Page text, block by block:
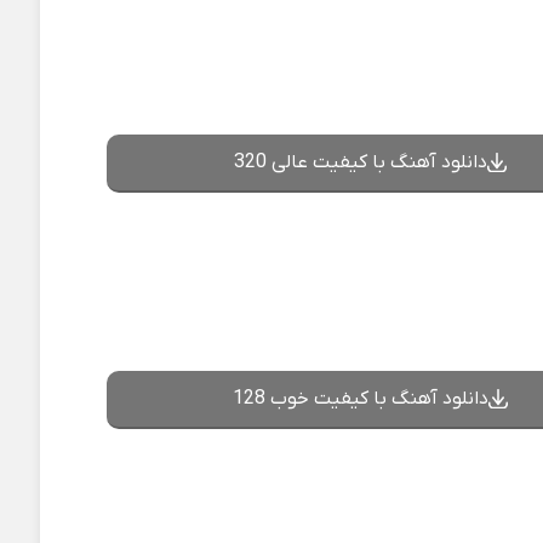
دانلود آهنگ با کیفیت عالی 320
دانلود آهنگ با کیفیت خوب 128